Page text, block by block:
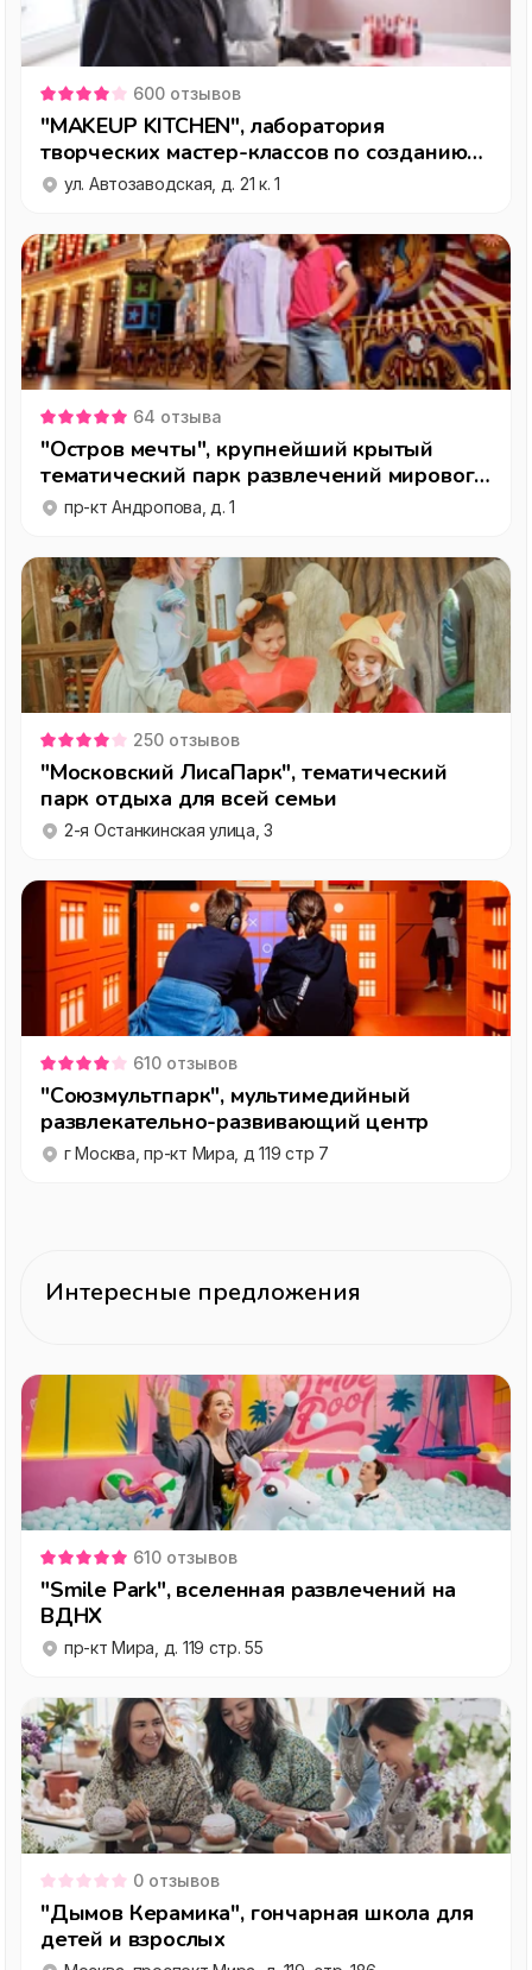
600 отзывов
"MAKEUP KITCHEN", лаборатория
творческих мастер-классов по созданию
косметики
ул. Автозаводская, д. 21 к. 1
64 отзыва
"Остров мечты", крупнейший крытый
тематический парк развлечений мирового
уровня
пр-кт Андропова, д. 1
250 отзывов
"Московский ЛисаПарк", тематический
парк отдыха для всей семьи
2-я Останкинская улица, 3
610 отзывов
"Союзмультпарк", мультимедийный
развлекательно-развивающий центр
г Москва, пр-кт Мира, д 119 стр 7
Интересные предложения
610 отзывов
"Smile Park", вселенная развлечений на
ВДНХ
пр-кт Мира, д. 119 стр. 55
0 отзывов
"Дымов Керамика", гончарная школа для
детей и взрослых